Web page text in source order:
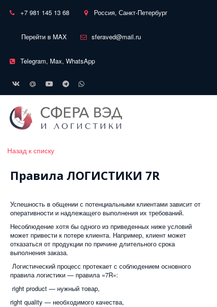
+7 981 145 13 68 Россия, Санкт-Петербург
Перейти в MAX sferaved@mail.ru
Telegram, Max, WhatsApp
Назад к списку
Правила ЛОГИСТИКИ 7R
Успешность в общении с потенциальными клиентами зависит от
оперативности и надлежащего выполнения их требований.
Несоблюдение хотя бы одного из приведенных ниже условий
может привести к потере клиента. Например, клиент может
отказаться от продукции по причине длительного срока
выполнения заказа.
Логистический процесс протекает с соблюдением основного
правила логистики — правила «7R»:
right product — нужный товар,
right quality — необходимого качества,